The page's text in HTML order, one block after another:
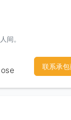
间。
联系承包